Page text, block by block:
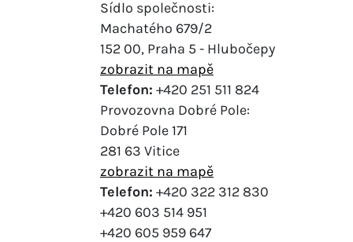
Sídlo společnosti:
Machatého 679/2
152 00, Praha 5 - Hlubočepy
zobrazit na mapě
Telefon: +420 251 511 824
Provozovna Dobré Pole:
Dobré Pole 171
281 63 Vitice
zobrazit na mapě
Telefon: +420 322 312 830
+420 603 514 951
+420 605 959 647